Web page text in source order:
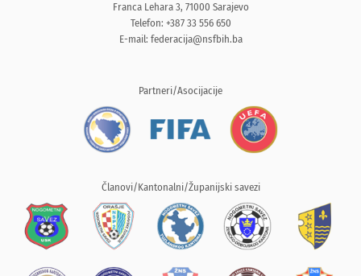
Franca Lehara 3, 71000 Sarajevo
Telefon: +387 33 556 650
E-mail: federacija@nsfbih.ba
Partneri/Asocijacije
Članovi/Kantonalni/Županijski savezi